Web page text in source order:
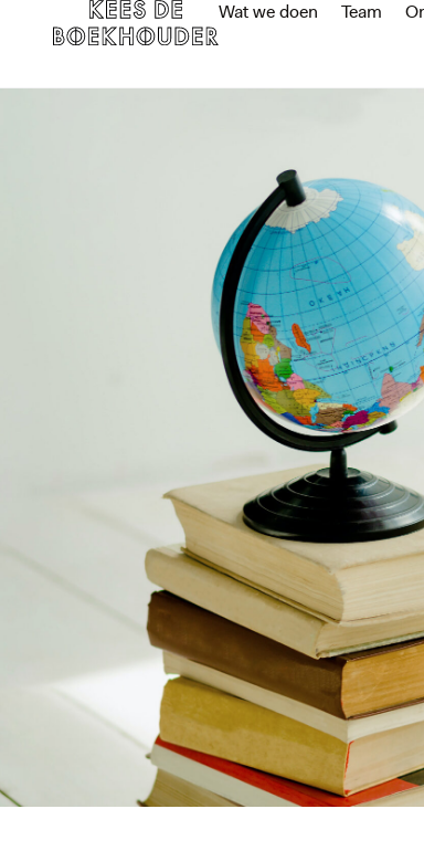
Wat we doen Team